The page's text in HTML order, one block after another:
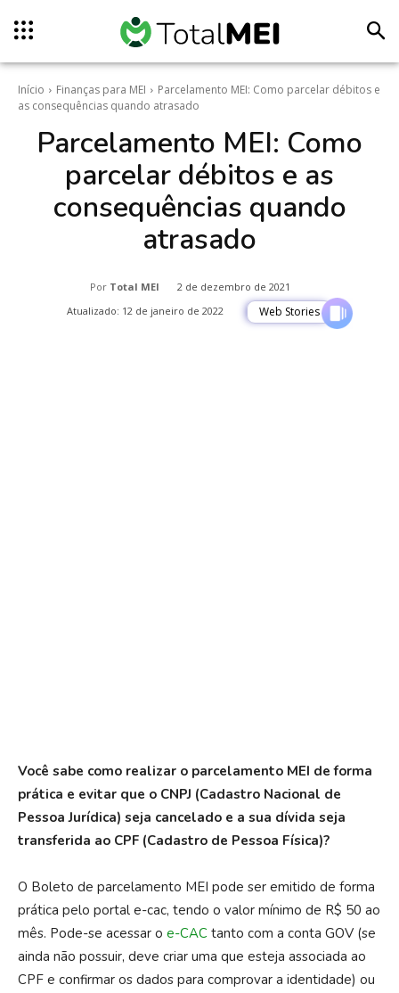
Início Finanças para MEI
Parcelamento MEI: Como parcelar débitos e
as consequências quando atrasado
Parcelamento MEI: Como
parcelar débitos e as
consequências quando
atrasado
Por Total MEI
2 de dezembro de 2021
Atualizado: 12 de janeiro de 2022 Web Stories
Você sabe como realizar o parcelamento MEI de forma
prática e evitar que o CNPJ (Cadastro Nacional de
Pessoa Jurídica) seja cancelado e a sua dívida seja
transferida ao CPF (Cadastro de Pessoa Física)?
O Boleto de parcelamento MEI pode ser emitido de forma
prática pelo portal e-cac, tendo o valor mínimo de R$ 50 ao
mês. Pode-se acessar o e-CAC tanto com a conta GOV (se
ainda não possuir, deve criar uma que esteja associada ao
CPF e confirmar os dados para comprovar a identidade) ou